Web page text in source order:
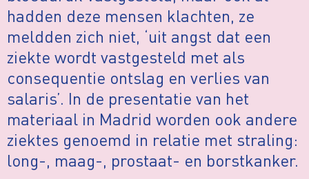
hadden deze mensen klachten, ze
meldden zich niet, ‘uit angst dat een
ziekte wordt vastgesteld met als
consequentie ontslag en verlies van
salaris’. In de presentatie van het
materiaal in Madrid worden ook andere
ziektes genoemd in relatie met straling:
long-, maag-, prostaat- en borstkanker.